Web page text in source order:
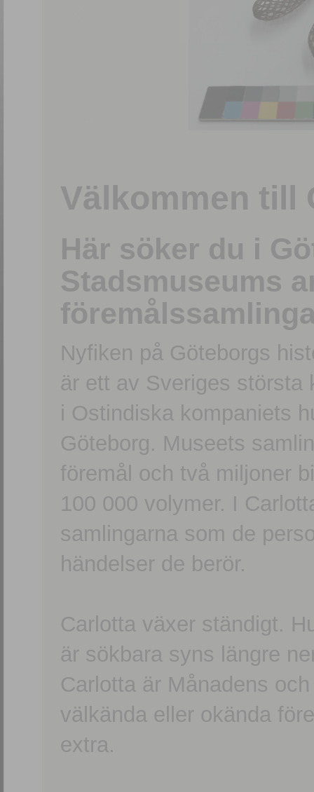
Välkommen till
Här söker du i
Stadsmuseums
Nyfiken på Göteborgs
är ett av Sveriges största
i Ostindiska kompaniets
Göteborg. Museets
föremål och två miljoner
100 000 volymer. I
samlingarna som de
händelser de berör.
Carlotta växer ständigt.
är sökbara syns längre
Carlotta är Månadens
välkända eller okända
extra.